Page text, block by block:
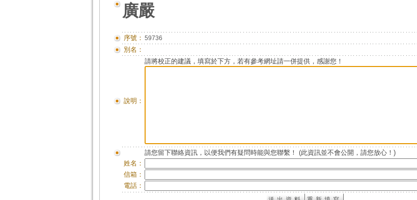
廣嚴
序號： 59736
別名：
說明：
請將校正的建議，填寫於下方，若有參考網址請一併提供，感謝您！
請您留下聯絡資訊，以便我們有疑問時能與您聯繫！ (此資訊並不會公開，請您放心！)
姓名：
信箱：
電話：